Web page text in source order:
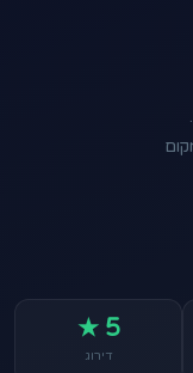
5 ★
דירוג